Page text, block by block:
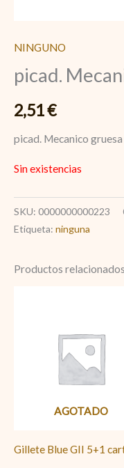
NINGUNO
picad.
2,51€
picad. Mecanico
Sin existencias
SKU: 0000000000223
Etiqueta: ninguna
Productos relacionados
AGOTADO
Gillete Blue GII 5+1